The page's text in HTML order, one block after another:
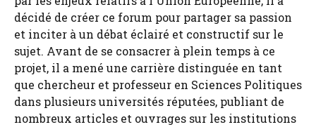
décidé de créer ce forum pour partager sa passion
et inciter à un débat éclairé et constructif sur le
sujet. Avant de se consacrer à plein temps à ce
projet, il a mené une carrière distinguée en tant
que chercheur et professeur en Sciences Politiques
dans plusieurs universités réputées, publiant de
nombreux articles et ouvrages sur les institutions